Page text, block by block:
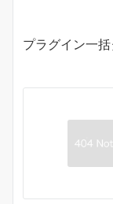
プラグイン一